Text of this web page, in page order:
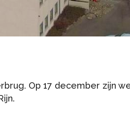
Groep
Op 17 december zijn